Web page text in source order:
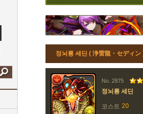
정뇌룡 세딘 ( 浄雷龍・セディン
No. 2875
정뇌룡 세딘
코스트 20